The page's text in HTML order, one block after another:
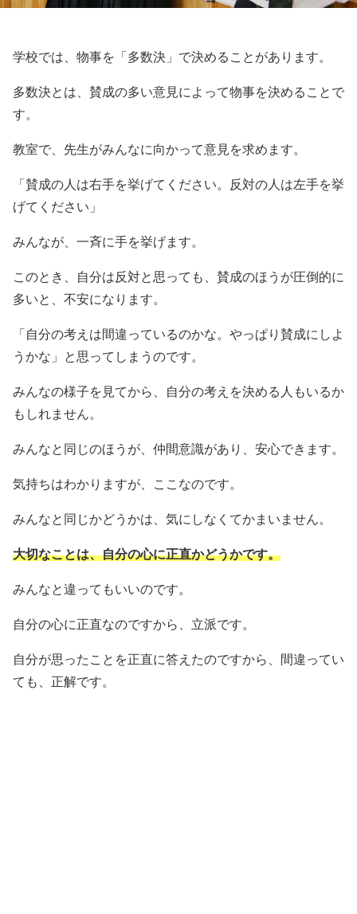
学校では、物事を「多数決」で決めることがあります。
多数決とは、賛成の多い意見によって物事を決めることで
す。
教室で、先生がみんなに向かって意見を求めます。
「賛成の人は右手を挙げてください。反対の人は左手を挙
げてください」
みんなが、一斉に手を挙げます。
このとき、自分は反対と思っても、賛成のほうが圧倒的に
多いと、不安になります。
「自分の考えは間違っているのかな。やっぱり賛成にしよ
うかな」と思ってしまうのです。
みんなの様子を見てから、自分の考えを決める人もいるか
もしれません。
みんなと同じのほうが、仲間意識があり、安心できます。
気持ちはわかりますが、ここなのです。
みんなと同じかどうかは、気にしなくてかまいません。
大切なことは、自分の心に正直かどうかです。
みんなと違ってもいいのです。
自分の心に正直なのですから、立派です。
自分が思ったことを正直に答えたのですから、間違ってい
ても、正解です。